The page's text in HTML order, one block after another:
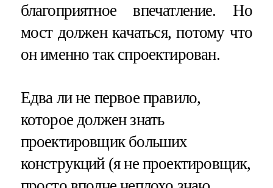
благоприятное впечатление. Но
мост должен качаться, потому что
он именно так спроектирован.
Едва ли не первое правило,
которое должен знать
проектировщик больших
конструкций (я не проектировщик,